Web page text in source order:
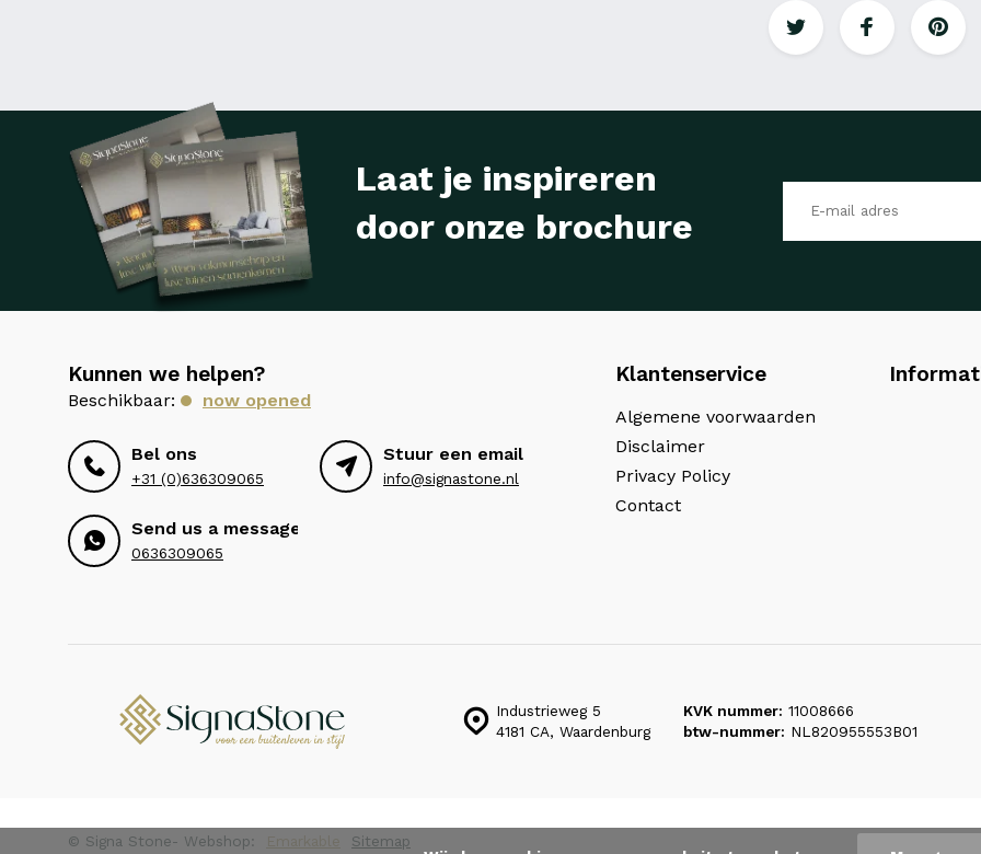
Laat je inspireren
door onze brochure
Kunnen we helpen?
Beschikbaar: now opened
Bel ons
+31 (0)636309065
Stuur een email
info@signastone.nl
Send us a message
0636309065
Klantenservice
Algemene voorwaarden
Disclaimer
Privacy Policy
Contact
Industrieweg 5
4181 CA, Waardenburg
KVK nummer: 11008666
btw-nummer: NL820955553B01
© Signa Stone- Webshop:
Sitemap